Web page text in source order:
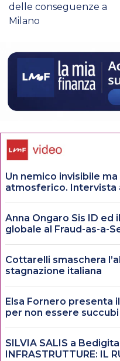
delle conseguenze a
Milano
Un nemico invisibile
atmosferico. Intervista
Anna Ongaro Sis ID
globale al Fraud-as-a-
Cottarelli smaschera
stagnazione italiana
Elsa Fornero presenta
per non essere
SILVIA SALIS a
INFRASTRUTTURE: IL